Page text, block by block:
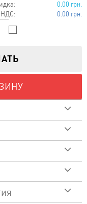
0.00 грн.
НДС:
0.00 грн.
с коротким
Двойной стежок
рукавах и
видео
в карточку товара
цвет